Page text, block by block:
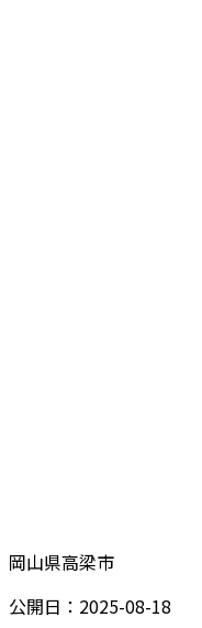
岡山県高梁市
公開日： 2025-08-18